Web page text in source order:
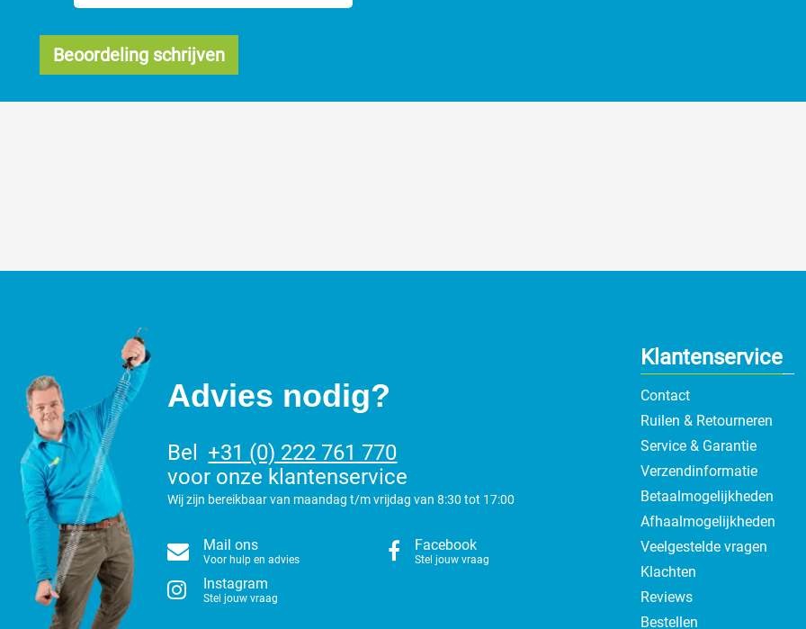
Beoordeling schrijven
Klantenservice
Contact
Ruilen & Retourneren
Service & Garantie
Verzendinformatie
Betaalmogelijkheden
Afhaalmogelijkheden
Veelgestelde vragen
Klachten
Reviews
Bestellen
Advies nodig?
Bel
+31 (0) 222 761 770
voor onze klantenservice
Wij zijn bereikbaar van maandag t/m vrijdag van 8:30 tot 17:00
Mail ons
Voor hulp en advies
Facebook
Stel jouw vraag
Instagram
Stel jouw vraag